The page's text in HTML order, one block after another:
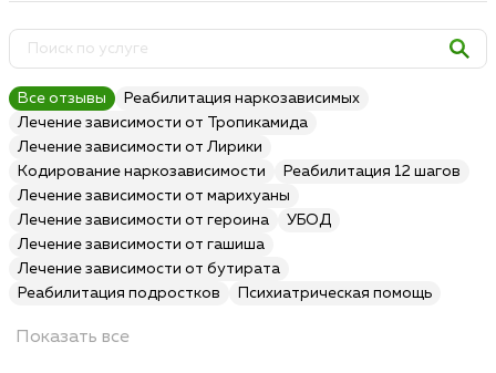
Все отзывы
Реабилитация наркозависимых
Лечение зависимости от Тропикамида
Лечение зависимости от Лирики
Кодирование наркозависимости
Реабилитация 12 шагов
Лечение зависимости от марихуаны
Лечение зависимости от героина
УБОД
Лечение зависимости от гашиша
Лечение зависимости от бутирата
Реабилитация подростков
Психиатрическая помощь
Показать все